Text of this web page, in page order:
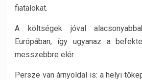
fiatalokat.
A költségek jóval
Európában, így ugyanaz a
messzebbre elér.
Persze van árnyoldal is: a helyi